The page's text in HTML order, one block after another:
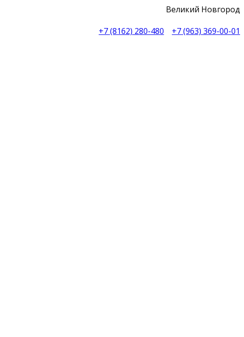
Великий Новгород
+7 (8162) 280-480
+7 (963) 369-00-01